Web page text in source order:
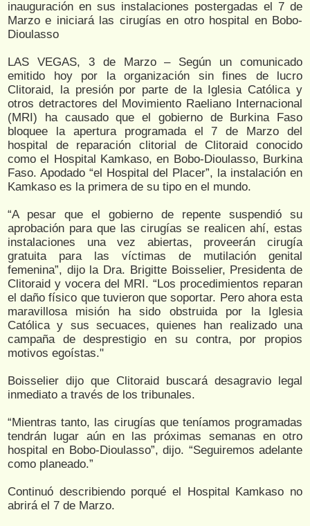
inauguración en sus instalaciones postergadas el 7 de
Marzo e iniciará las cirugías en otro hospital en Bobo-
Dioulasso
LAS VEGAS, 3 de Marzo – Según un comunicado
emitido hoy por la organización sin fines de lucro
Clitoraid, la presión por parte de la Iglesia Católica y
otros detractores del Movimiento Raeliano Internacional
(MRI) ha causado que el gobierno de Burkina Faso
bloquee la apertura programada el 7 de Marzo del
hospital de reparación clitorial de Clitoraid conocido
como el Hospital Kamkaso, en Bobo-Dioulasso, Burkina
Faso. Apodado “el Hospital del Placer”, la instalación en
Kamkaso es la primera de su tipo en el mundo.
“A pesar que el gobierno de repente suspendió su
aprobación para que las cirugías se realicen ahí, estas
instalaciones una vez abiertas, proveerán cirugía
gratuita para las víctimas de mutilación genital
femenina”, dijo la Dra. Brigitte Boisselier, Presidenta de
Clitoraid y vocera del MRI. “Los procedimientos reparan
el daño físico que tuvieron que soportar. Pero ahora esta
maravillosa misión ha sido obstruida por la Iglesia
Católica y sus secuaces, quienes han realizado una
campaña de desprestigio en su contra, por propios
motivos egoístas."
Boisselier dijo que Clitoraid buscará desagravio legal
inmediato a través de los tribunales.
“Mientras tanto, las cirugías que teníamos programadas
tendrán lugar aún en las próximas semanas en otro
hospital en Bobo-Dioulasso”, dijo. “Seguiremos adelante
como planeado.”
Continuó describiendo porqué el Hospital Kamkaso no
abrirá el 7 de Marzo.